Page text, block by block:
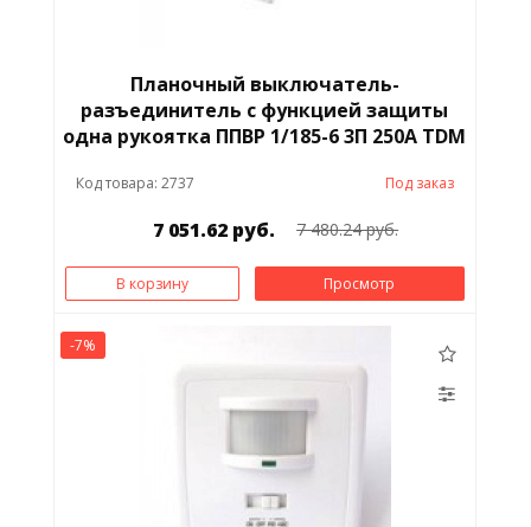
Планочный выключатель-
разъединитель с функцией защиты
одна рукоятка ППВР 1/185-6 3П 250A TDM
Код товара: 2737 Под заказ
7 051.62 руб. 7 480.24 руб.
В корзину Просмотр
-7%